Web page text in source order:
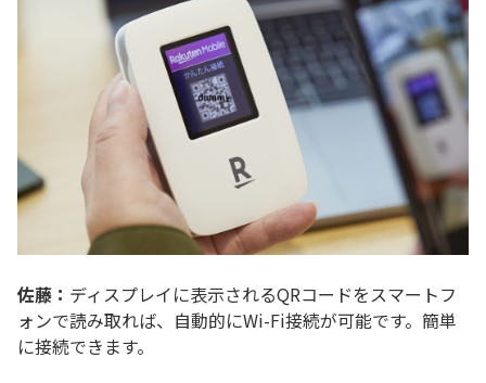
佐藤： ディスプレイに表示されるQRコードをスマートフ
ォンで読み取れば、自動的にWi-Fi接続が可能です。簡単
に接続できます。